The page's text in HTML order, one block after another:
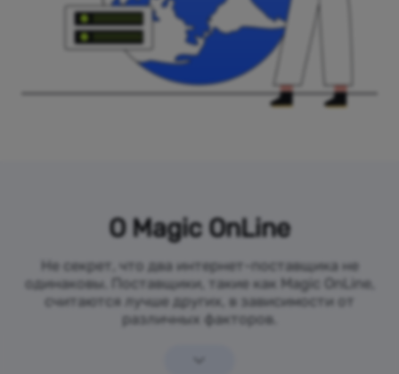
О Magic OnLine
Не секрет, что два интернет-поставщика не
одинаковы. Поставщики, такие как Magic OnLine,
считаются лучше других, в зависимости от
различных факторов.